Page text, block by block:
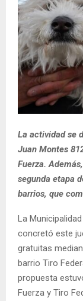
La actividad se
Juan Montes
Fuerza.
segunda etapa
barrios, que
La
concretó este
gratuitas
barrio Tiro
propuesta
Fuerza y Tiro